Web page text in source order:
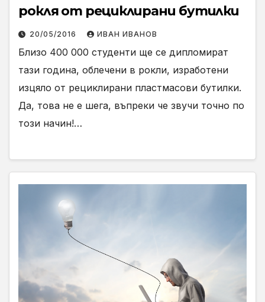
рокля от рециклирани бутилки
20/05/2016 ИВАН ИВАНОВ
Близо 400 000 студенти ще се дипломират
тази година, облечени в рокли, изработени
изцяло от рециклирани пластмасови бутилки.
Да, това не е шега, въпреки че звучи точно по
този начин!…